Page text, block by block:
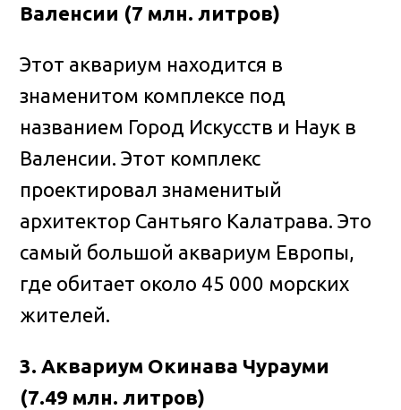
Валенсии (7 млн. литров)
Этот аквариум находится в
знаменитом комплексе под
названием Город Искусств и Наук в
Валенсии. Этот комплекс
проектировал знаменитый
архитектор Сантьяго Калатрава. Это
самый большой аквариум Европы,
где обитает около 45 000 морских
жителей.
3. Аквариум Окинава Чурауми
(7.49 млн. литров)